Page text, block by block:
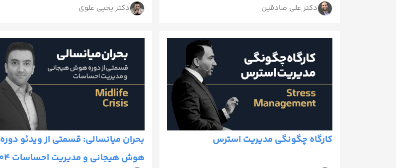
دکتر علی صادقین دکتر یحیی علوی
کارگاه چگونگی مدیریت استرس
بحران میانسالی: قسمتی از ویدئو دوره
هوش هیجانی و مدیریت احساسات 1404